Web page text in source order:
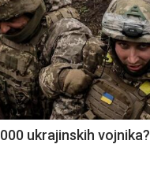
ukrajinskih vojnika?